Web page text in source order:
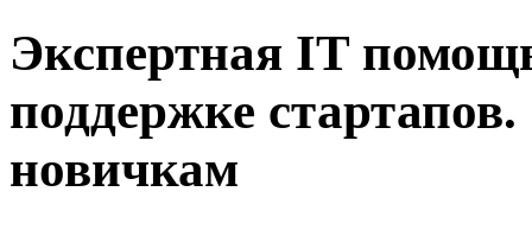
Экспертная IT
поддержке
новичкам